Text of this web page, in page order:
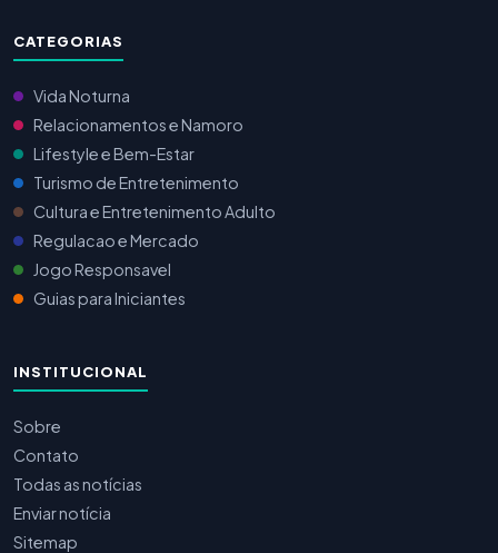
CATEGORIAS
Vida Noturna
Relacionamentos e Namoro
Lifestyle e Bem-Estar
Turismo de Entretenimento
Cultura e Entretenimento Adulto
Regulacao e Mercado
Jogo Responsavel
Guias para Iniciantes
INSTITUCIONAL
Sobre
Contato
Todas as notícias
Enviar notícia
Sitemap